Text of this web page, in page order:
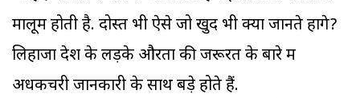
मालूम होती है. दोस्त भी ऐसे जो खुद भी क्या जानते होंगे?
लिहाजा देश के लड़के औरतों की जरूरत के बारे में
अधकचरी जानकारी के साथ बड़े होते हैं.